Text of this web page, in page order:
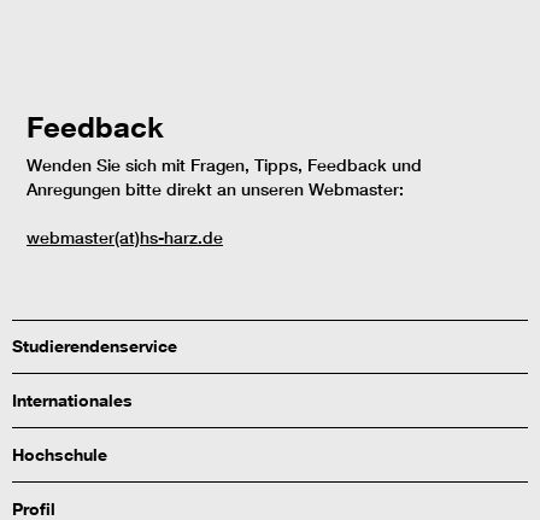
Feedback
Wenden Sie sich mit Fragen, Tipps, Feedback und
Anregungen bitte direkt an unseren Webmaster:
webmaster(at)hs-harz.de
Studierendenservice
Internationales
Hochschule
Profil